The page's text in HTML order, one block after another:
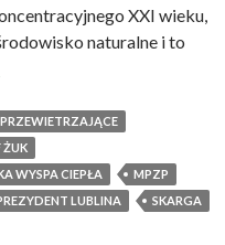
XXI wieku,
naturalne i to
ŻUK
WYSPA CIEPŁA
MPZP
LUBLINA
SKARGA